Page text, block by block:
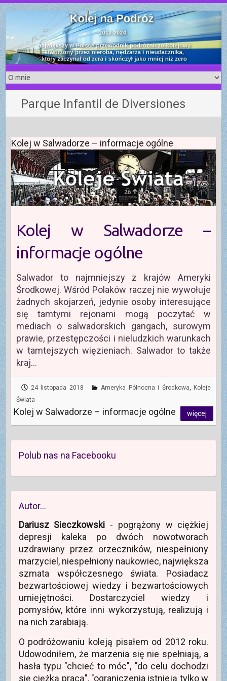
S
k
i
p
t
o
c
o
n
t
e
n
t
Parque Infantil de Diversiones
Kolej w Salwadorze – informacje ogólne
Kolej w Salwadorze –
informacje ogólne
Salwador to najmniejszy z krajów Ameryki
Środkowej. Wśród Polaków raczej nie wywołuje
żadnych skojarzeń, jedynie osoby interesujące
się tamtymi rejonami mogą poczytać w
mediach o salwadorskich gangach, surowym
prawie, przestępczości i nieludzkich warunkach
w tamtejszych więzieniach. Salwador to także
kraj…
24 listopada 2018 Ameryka Północna i Środkowa, Koleje
Świata
Kolej w Salwadorze – informacje ogólne więcej
Polub nas na Facebooku
Autor…
Dariusz Sieczkowski - pogrążony w ciężkiej
depresji kaleka po dwóch nowotworach
uzdrawiany przez orzeczników, niespełniony
marzyciel, niespełniony naukowiec, największa
szmata współczesnego świata. Posiadacz
bezwartościowej wiedzy i bezwartościowych
umiejętności. Dostarczyciel wiedzy i
pomysłów, które inni wykorzystują, realizują i
na nich zarabiają.
O podróżowaniu koleją pisałem od 2012 roku.
Udowodniłem, że marzenia się nie spełniają, a
hasła typu "chcieć to móc", "do celu dochodzi
się ciężką pracą", "ograniczenia istnieją tylko w